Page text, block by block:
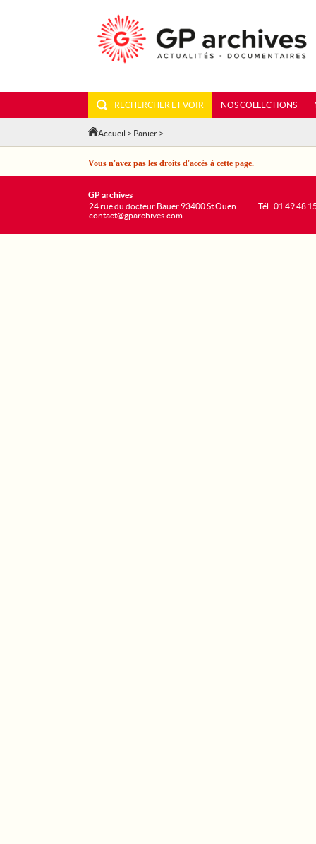
RECHERCHER ET VOIR NOS COLLECTIONS
Accueil > Panier >
Vous n'avez pas les droits d'accès à cette page.
GP archives
24 rue du docteur Bauer 93400 St Ouen
contact@gparchives.com
Tél : 01 49 48